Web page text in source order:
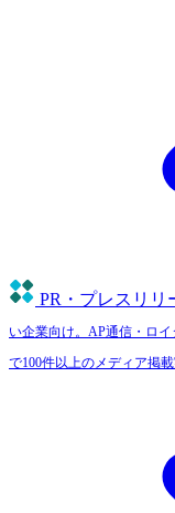
PR・プレスリリ
い企業向け。AP通信・ロ
で100件以上のメディア掲載